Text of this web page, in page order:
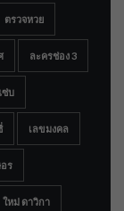
ตรวจหวย
ละครช่อง 3
ซ่บ
เลขมงคล
ร
ใหม่ ดาวิกา